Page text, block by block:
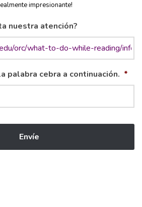
impresionante!
nuestra atención?
palabra cebra a continuación. *